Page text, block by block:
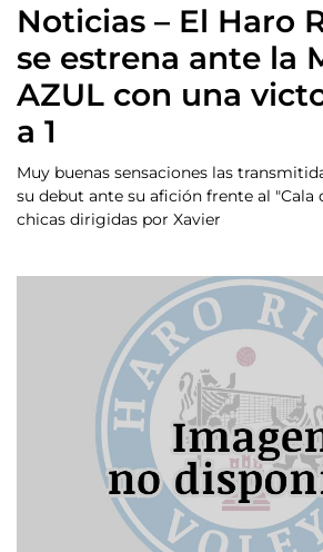
Noticias – El Haro
se estrena ante la
AZUL con una
a 1
Muy buenas sensaciones las
su debut ante su afición frente al
chicas dirigidas por Xavier